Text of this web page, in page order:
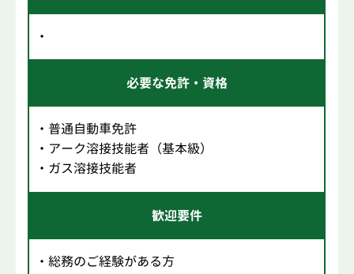
・
必要な免許・資格
・普通自動車免許
・アーク溶接技能者（基本級）
・ガス溶接技能者
歓迎要件
・総務のご経験がある方